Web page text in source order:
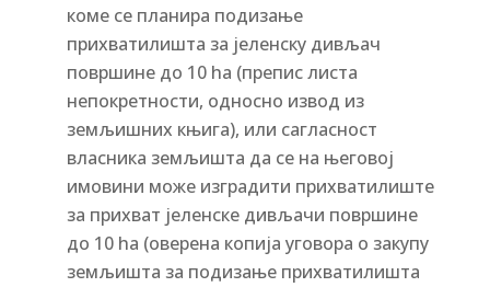
коме се планира подизање
прихватилишта за јеленску дивљач
површине до 10 ha (препис листа
непокретности, односно извод из
земљишних књига), или сагласност
власника земљишта да се на његовој
имовини може изградити прихватилиште
за прихват јеленске дивљачи површине
до 10 ha (оверена копија уговора о закупу
земљишта за подизање прихватилишта